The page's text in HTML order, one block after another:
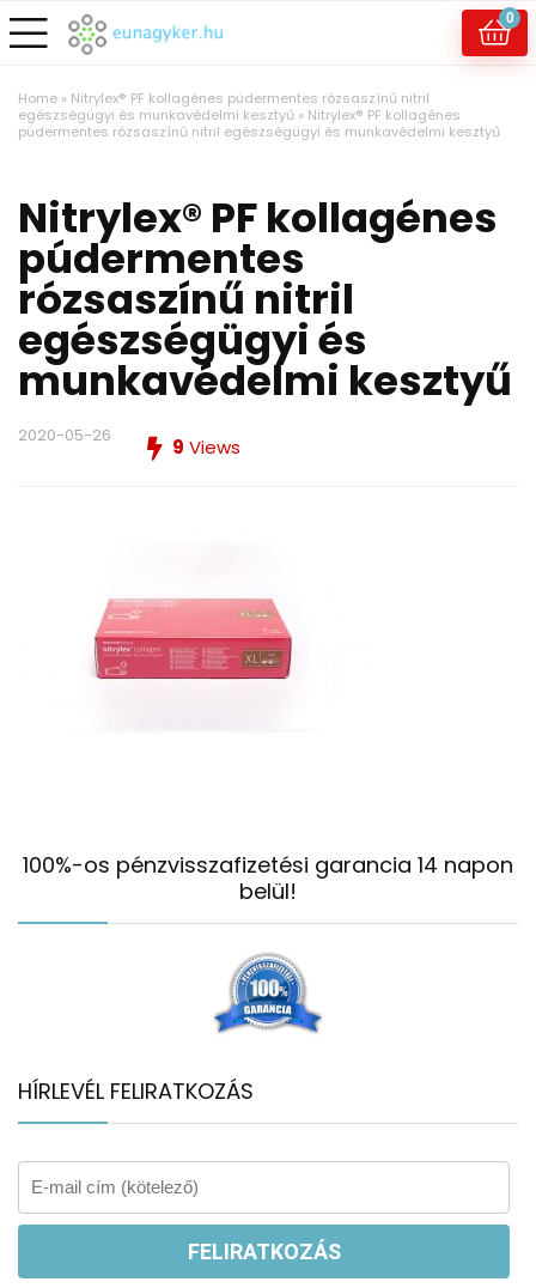
0
Home » Nitrylex® PF kollagénes púdermentes rózsaszínű nitril
egészségügyi és munkavédelmi kesztyű » Nitrylex® PF kollagénes
púdermentes rózsaszínű nitril egészségügyi és munkavédelmi kesztyű
Nitrylex® PF kollagénes
púdermentes
rózsaszínű nitril
egészségügyi és
munkavédelmi kesztyű
2020-05-26 9 Views
100%-os pénzvisszafizetési garancia 14 napon
belül!
HÍRLEVÉL FELIRATKOZÁS